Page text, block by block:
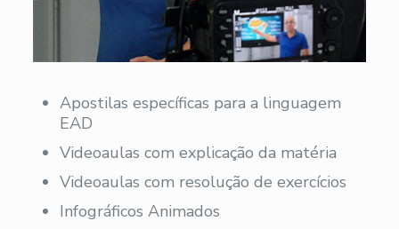
Apostilas específicas para a linguagem
EAD
Videoaulas com explicação da matéria
Videoaulas com resolução de exercícios
Infográficos Animados